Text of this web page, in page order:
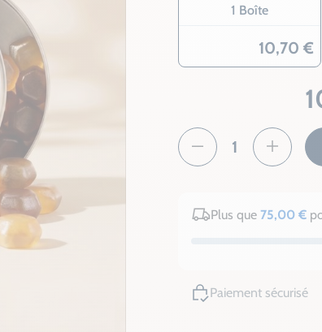
1 Boîte
10,70 €
Plus que 75,00 €
Paiement sécurisé